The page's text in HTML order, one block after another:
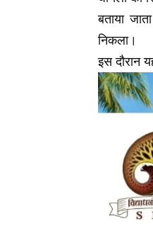
बताया
निकला।
इस दौरान